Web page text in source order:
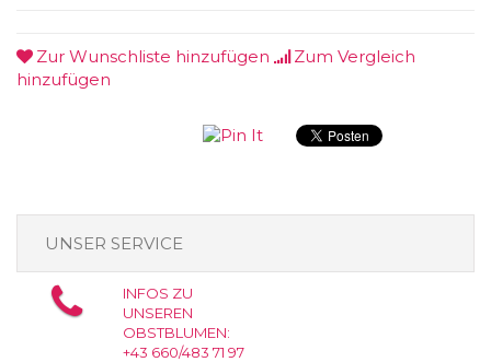
Zur Wunschliste hinzufügen
Zum Vergleich
hinzufügen
UNSER SERVICE
INFOS ZU
UNSEREN
OBSTBLUMEN:
+43 660/483 71 97